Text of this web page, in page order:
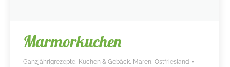
Marmorkuchen
Ganzjährigrezepte Kuchen & Gebäck Maren Ostfriesland